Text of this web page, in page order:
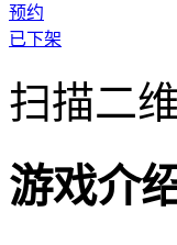
预约
已下架
扫描二
游戏介